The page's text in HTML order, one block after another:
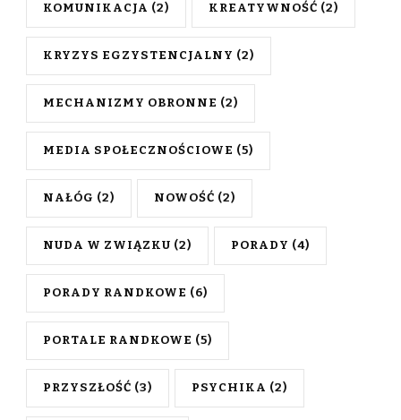
KOMUNIKACJA (2) KREATYWNOŚĆ (2)
KRYZYS EGZYSTENCJALNY (2)
MECHANIZMY OBRONNE (2)
MEDIA SPOŁECZNOŚCIOWE (5)
NAŁÓG (2) NOWOŚĆ (2)
NUDA W ZWIĄZKU (2) PORADY (4)
PORADY RANDKOWE (6)
PORTALE RANDKOWE (5)
PRZYSZŁOŚĆ (3) PSYCHIKA (2)